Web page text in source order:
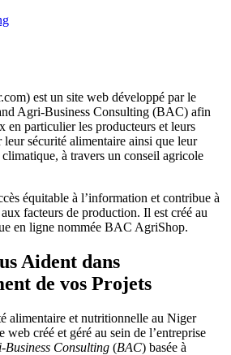
est un site web développé par le
Agri-Business Consulting (BAC) afin
en particulier les producteurs et leurs
leur sécurité alimentaire ainsi que leur
à travers un conseil agricole
équitable à l’information et contribue à
facteurs de production. Il est créé au
en ligne nommée BAC AgriShop.
Aident dans
de vos Projets
alimentaire et nutritionnelle au Niger
créé et géré au sein de l’entreprise
Consulting (BAC) basée à